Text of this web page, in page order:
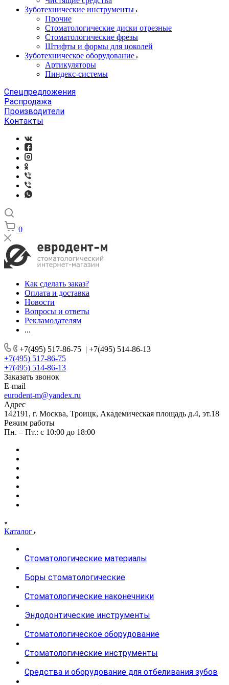
Зуботехнические инструменты
Прочие
Стоматологические диски отрезные
Стоматологические фрезы
Штифты и формы для цоколей
Зуботехническое оборудование
Артикуляторы
Пиндекс-системы
Спецпредложения
Распродажа
Производители
Контакты
0
Как сделать заказ?
Оплата и доставка
Новости
Вопросы и ответы
Рекламодателям
...
+7(495) 517-86-75 | +7(495) 514-86-13
+7(495) 517-86-75
+7(495) 514-86-13
Заказать звонок
E-mail
eurodent-m@yandex.ru
Адрес
142191, г. Москва, Троицк, Академическая площадь д.4, эт.18
Режим работы
Пн. – Пт.: с 10:00 до 18:00
Каталог
Стоматологические материалы
Боры стоматологические
Стоматологические наконечники
Эндодонтические инструменты
Стоматологическое оборудование
Стоматологические инструменты
Средства и оборудование для отбеливания зубов